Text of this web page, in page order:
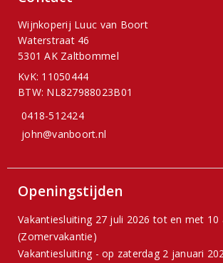
Wijnkoperij Luuc van Boort
Waterstraat 46
5301 AK Zaltbommel
KvK: 11050444
BTW: NL827988023B01
0418-512424
john@vanboort.nl
Openingstijden
Vakantiesluiting 27 juli 2026 tot en met 10
(Zomervakantie)
Vakantiesluiting - op zaterdag 2 januari